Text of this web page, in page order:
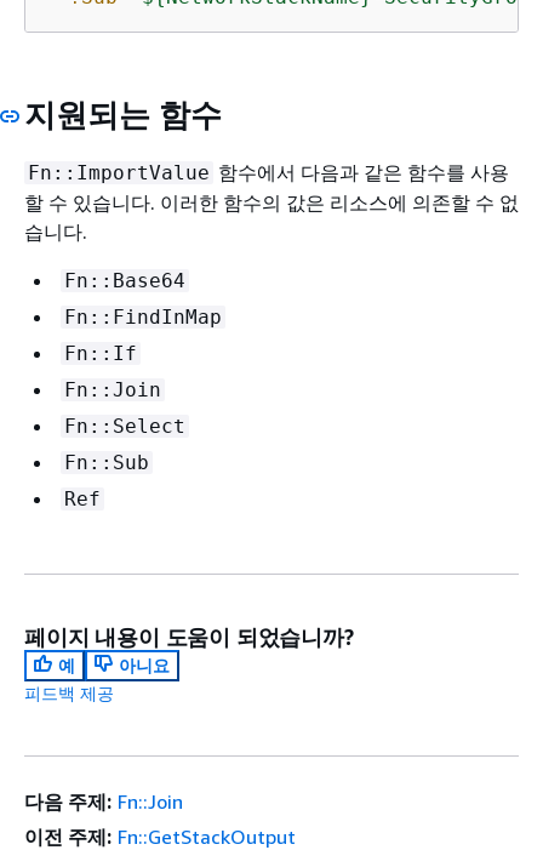
지원되는 함수
Fn::ImportValue 함수에서 다음과 같은 함수를 사용
할 수 있습니다. 이러한 함수의 값은 리소스에 의존할 수 없
습니다.
Fn::Base64
Fn::FindInMap
Fn::If
Fn::Join
Fn::Select
Fn::Sub
Ref
페이지 내용이 도움이 되었습니까?
예
아니요
피드백 제공
다음 주제: Fn::Join
이전 주제: Fn::GetStackOutput